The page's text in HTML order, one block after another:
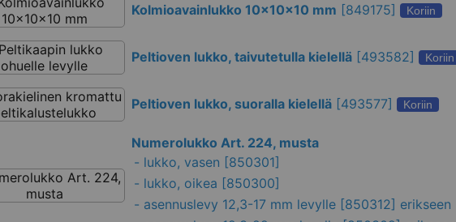
Kolmioavainlukko 10x10x10 mm [849175] Koriin
Peltioven lukko, taivutetulla kielellä[493582] Koriin
Peltioven lukko, suoralla kielellä[493577] Koriin
Numerolukko Art. 224, musta
- lukko, vasen [850301]
- lukko, oikea [850300]
- asennuslevy 12,3-17 mm levylle [850312] erikseen